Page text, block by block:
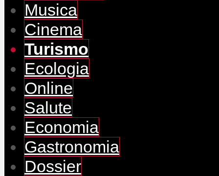
Musica
Cinema
Turismo
Ecologia
Online
Salute
Economia
Gastronomia
Dossier